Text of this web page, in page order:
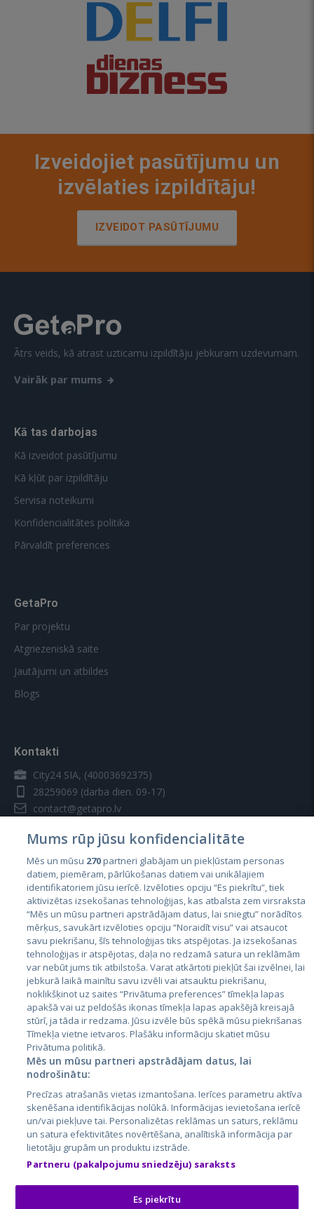
Izveidojiet pasūtījumu un
izvēlaties izpildītāju!
IZVEIDOT PASŪTĪJUMU
Ātrs veids, kā atrast uzticamu izpildītāju jebkuram uzdevumam.
Vairāk par mums
Kā tas darbojas
Kā izveidot pasūtījumu
Kā kļūt par izpildītāju
Servisa noteikumi
Konfidencialitātes politika
Pārvaldīt preferences
GetaPro
Par projektu
Atgriezeniskā saite
Jautājumi un atbildes
Blogs
Kontakti
City24 SIA, (40003692375)
28259069 (darba dien. 09-17)
contact@getapro.lv
Valstis
Igaunija
Latvija
Lietuva
City24.lv
City24.ee
GetaPro.lv
GetaPro.ee
Skelbiu.lt
Autoplius.lt
Aruodas.lt
CVbankas.lt
Kainos.lt
Paslaugos.lt
auto24.ee
Osta.ee
KuldneBörs.ee
Mums rūp jūsu konfidencialitāte
Mēs un mūsu 270partneri glabājam un piekļūstam personas
datiem, piemēram, pārlūkošanas datiem vai unikālajiem
identifikatoriem jūsu ierīcē. Izvēloties opciju “Es piekrītu”, tiek
aktivizētas izsekošanas tehnoloģijas, kas atbalsta zem virsraksta
“Mēs un mūsu partneri apstrādājam datus, lai sniegtu” norādītos
mērķus, savukārt izvēloties opciju “Noraidīt visu” vai atsaucot
savu piekrišanu, šīs tehnoloģijas tiks atspējotas. Ja izsekošanas
tehnoloģijas ir atspējotas, daļa no redzamā satura un reklāmām
var nebūt jums tik atbilstoša. Varat atkārtoti piekļūt šai izvēlnei, lai
jebkurā laikā mainītu savu izvēli vai atsauktu piekrišanu,
noklikšķinot uz saites “Privātuma preferences” tīmekļa lapas
apakšā vai uz peldošās ikonas tīmekļa lapas apakšējā kreisajā
stūrī, ja tāda ir redzama. Jūsu izvēle būs spēkā mūsu piekrišanas
Tīmekļa vietne ietvaros. Plašāku informāciju skatiet mūsu
Privātuma politikā.
Mēs un mūsu partneri apstrādājam datus, lai
nodrošinātu:
Precīzas atrašanās vietas izmantošana. Ierīces parametru aktīva
skenēšana identifikācijas nolūkā. Informācijas ievietošana ierīcē
un/vai piekļuve tai. Personalizētas reklāmas un saturs, reklāmu
un satura efektivitātes novērtēšana, analītiskā informācija par
lietotāju grupām un produktu izstrāde.
Partneru (pakalpojumu sniedzēju) saraksts
Es piekrītu